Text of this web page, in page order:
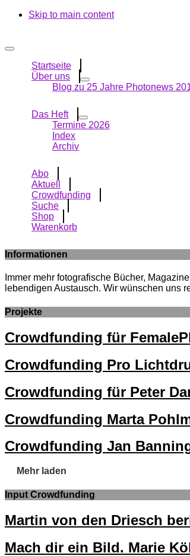
Skip to main content
Startseite
Über uns
Blog zu 25 Jahre Photonews
Das Heft
Termine 2026
Index
Archiv
Abo
Aktuell
Crowdfunding
Suche
Shop
Warenkorb
Informationen
Immer mehr fotografische Bücher,
lebendigen Austausch. Wir wünschen uns
Projekte
Crowdfunding für
Crowdfunding Pro
Crowdfunding für Peter
Crowdfunding Marta
Crowdfunding Jan
Mehr laden
Input Crowdfunding
Martin von den Driesch
Mach dir ein Bild. Marie